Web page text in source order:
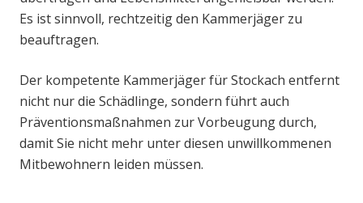
Es ist sinnvoll, rechtzeitig den Kammerjäger zu
beauftragen.
Der kompetente Kammerjäger für Stockach entfernt
nicht nur die Schädlinge, sondern führt auch
Präventionsmaßnahmen zur Vorbeugung durch,
damit Sie nicht mehr unter diesen unwillkommenen
Mitbewohnern leiden müssen.